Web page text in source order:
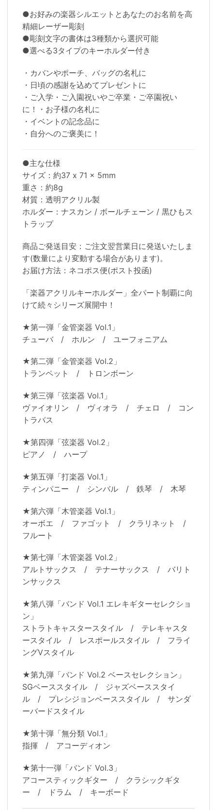
●お好みの楽器シルエットとあなたのお名前を高
精細レーザー彫刻
●彫刻文字の書体は3種類から選択可能
●選べる3タイプのキーホルダー付き
・カバンやポーチ、バッグの名札に
・日頃の感謝を込めてプレゼントに
・ご入学・ご入園祝いやご卒業・ご卒園祝い
に！・お子様の名札に
・イベントの記念品に
・自分へのご褒美に！
●主な仕様
サイズ：約37 x 71 x 5mm
重さ：約8g
材質：透明アクリル製
ホルダー：ナスカン / ボールチェーン / 黒ひもス
トラップ
商品ご発送目安：ご注文翌営業日に発送いたしま
す(数量により変動する場合があります)。
お届け方法：ネコポス便(ポスト投函)
「楽器アクリルキーホルダー」全パート制覇に向
けて続々シリーズ展開中！
★第一弾「金管楽器 Vol.1」
チューバ / ホルン / ユーフォニアム
★第二弾「金管楽器 Vol.2」
トランペット / トロンボーン
★第三弾「弦楽器 Vol.1」
ヴァイオリン / ヴィオラ / チェロ / コン
トラバス
★第四弾「弦楽器 Vol.2」
ピアノ / ハープ
★第五弾「打楽器 Vol.1」
ティンパニー / シンバル / 鉄琴 / 木琴
★第六弾「木管楽器 Vol.1」
オーボエ / ファゴット / クラリネット /
フルート
★第七弾「木管楽器 Vol.2」
アルトサックス / テナーサックス / バリト
ンサックス
★第八弾「バンド Vol.1 エレキギターセレクショ
ン」
ストラトキャスタースタイル / テレキャスタ
ースタイル / レスポールスタイル / フライ
ングVスタイル
★第九弾「バンド Vol.2 ベースセレクション」
SGベーススタイル / ジャズベーススタイ
ル / プレシジョンベーススタイル / サンダ
ーバードスタイル
★第十弾「無分類 Vol.1」
指揮 / アコーディオン
★第十一弾「バンド Vol.3」
アコースティックギター / クラシックギタ
ー / ドラム / キーボード